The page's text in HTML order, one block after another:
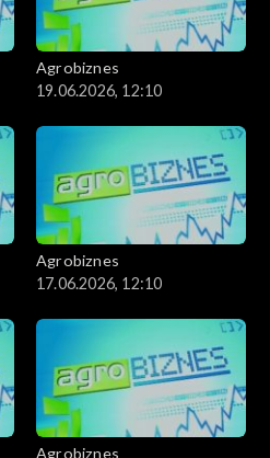
Agrobiznes
19.06.2026, 12:10
Agrobiznes
17.06.2026, 12:10
Agrobiznes